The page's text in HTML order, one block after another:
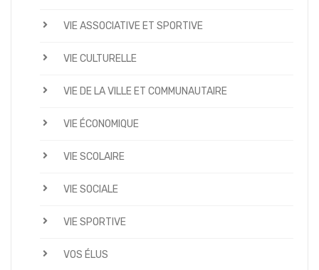
VIE ASSOCIATIVE ET SPORTIVE
VIE CULTURELLE
VIE DE LA VILLE ET COMMUNAUTAIRE
VIE ÉCONOMIQUE
VIE SCOLAIRE
VIE SOCIALE
VIE SPORTIVE
VOS ÉLUS